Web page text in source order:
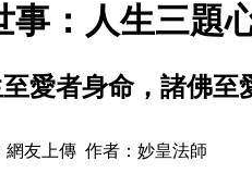
：人生三題
愛者身命，諸佛至
網友上傳 作者：妙皇法師